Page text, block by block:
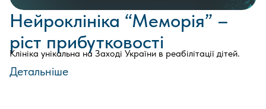
Нейроклініка “Меморія” –
ріст прибутковості
Клініка унікальна на Заході України в реабілітації дітей.
Детальніше